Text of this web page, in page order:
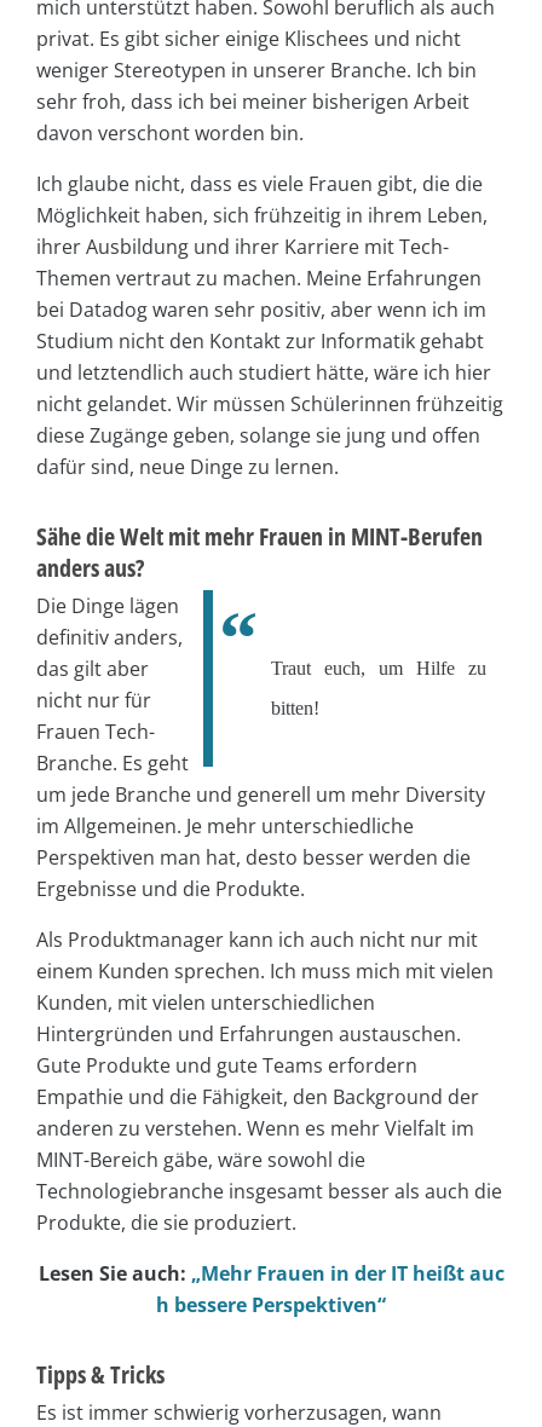
mich unterstützt haben. Sowohl beruflich als auch
privat. Es gibt sicher einige Klischees und nicht
weniger Stereotypen in unserer Branche. Ich bin
sehr froh, dass ich bei meiner bisherigen Arbeit
davon verschont worden bin.
Ich glaube nicht, dass es viele Frauen gibt, die die
Möglichkeit haben, sich frühzeitig in ihrem Leben,
ihrer Ausbildung und ihrer Karriere mit Tech-
Themen vertraut zu machen. Meine Erfahrungen
bei Datadog waren sehr positiv, aber wenn ich im
Studium nicht den Kontakt zur Informatik gehabt
und letztendlich auch studiert hätte, wäre ich hier
nicht gelandet. Wir müssen Schülerinnen frühzeitig
diese Zugänge geben, solange sie jung und offen
dafür sind, neue Dinge zu lernen.
Sähe die Welt mit mehr Frauen in MINT-Berufen
anders aus?
Traut euch, um Hilfe zu
bitten!
Die Dinge lägen
definitiv anders,
das gilt aber
nicht nur für
Frauen Tech-
Branche. Es geht
um jede Branche und generell um mehr Diversity
im Allgemeinen. Je mehr unterschiedliche
Perspektiven man hat, desto besser werden die
Ergebnisse und die Produkte.
Als Produktmanager kann ich auch nicht nur mit
einem Kunden sprechen. Ich muss mich mit vielen
Kunden, mit vielen unterschiedlichen
Hintergründen und Erfahrungen austauschen.
Gute Produkte und gute Teams erfordern
Empathie und die Fähigkeit, den Background der
anderen zu verstehen. Wenn es mehr Vielfalt im
MINT-Bereich gäbe, wäre sowohl die
Technologiebranche insgesamt besser als auch die
Produkte, die sie produziert.
Lesen Sie auch: „Mehr Frauen in der IT heißt auc
h bessere Perspektiven“
Tipps & Tricks
Es ist immer schwierig vorherzusagen, wann